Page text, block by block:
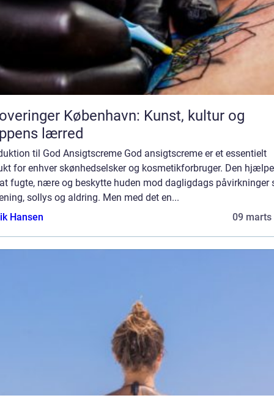
København: Kunst, kultur og
lærred
til God Ansigtscreme God ansigtscreme er et essentielt
for enhver skønhedselsker og kosmetikforbruger. Den
fugte, nære og beskytte huden mod dagligdags påvirkninger
sollys og aldring. Men med det en...
Hansen
09 marts